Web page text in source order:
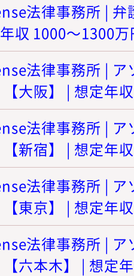
法律事務所 | 弁
収 1000～1300
法律事務所 | ア
大阪】 | 想定年
法律事務所 | ア
新宿】 | 想定年
法律事務所 | ア
東京】 | 想定年
法律事務所 | ア
六本木】 | 想定